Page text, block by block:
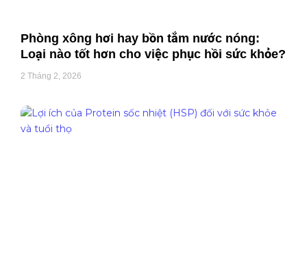
Phòng xông hơi hay bồn tắm nước nóng:
Loại nào tốt hơn cho việc phục hồi sức khỏe?
2 Tháng 2, 2026